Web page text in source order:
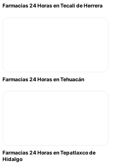
Farmacias 24 Horas en Tecali de Herrera
Farmacias 24 Horas en Tehuacán
Farmacias 24 Horas en Tepatlaxco de
Hidalgo